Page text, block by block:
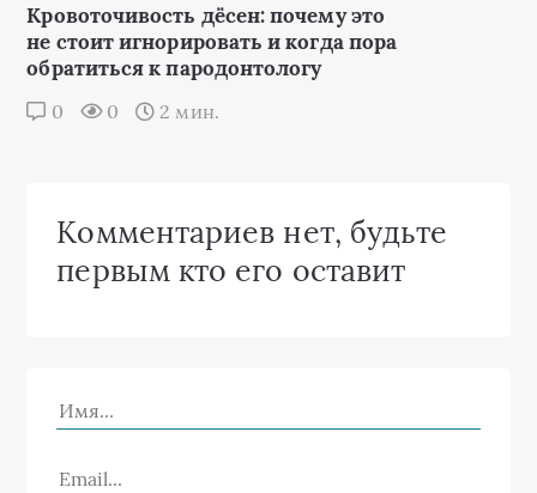
Кровоточивость дёсен: почему это
не стоит игнорировать и когда пора
обратиться к пародонтологу
0 0 2 мин.
Комментариев нет, будьте
первым кто его оставит